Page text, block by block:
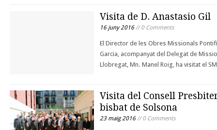
Visita de D. Anastasio Gil
16 juny 2016// 0 Comments
El Director de les Obres Missionals
Garcia, acompanyat del Delegat de
Llobregat, Mn. Manel Roig, ha visitat el
Visita del Consell
bisbat de Solsona
23 maig 2016// 0 Comments